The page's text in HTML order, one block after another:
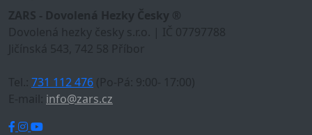
ZARS - Dovolená Hezky Česky ®
Dovolená hezky česky s.r.o. | IČ 07797788
Jičínská 543, 742 58 Příbor
Tel.: 731 112 476 (Po-Pá: 9:00- 17:00)
E-mail: info@zars.cz